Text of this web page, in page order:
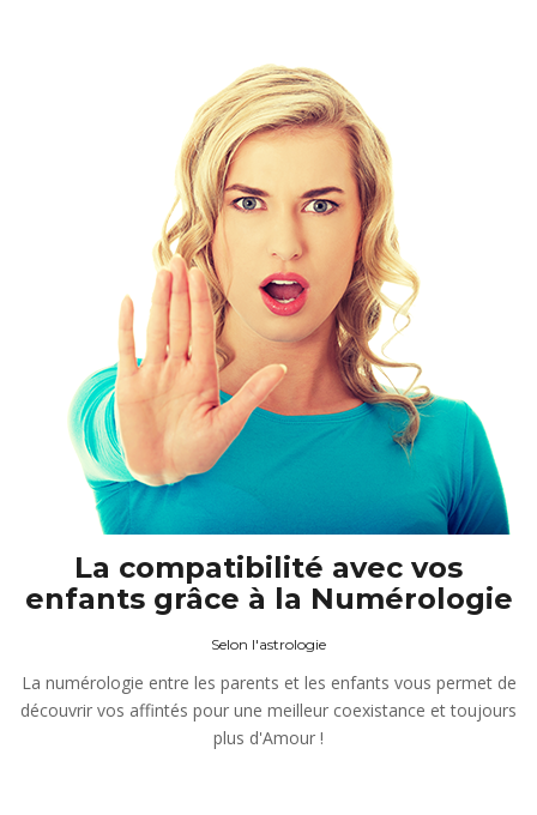
La compatibilité avec vos
enfants grâce à la Numérologie
Selon l'astrologie
La numérologie entre les parents et les enfants vous permet de
découvrir vos affintés pour une meilleur coexistance et toujours
plus d'Amour !